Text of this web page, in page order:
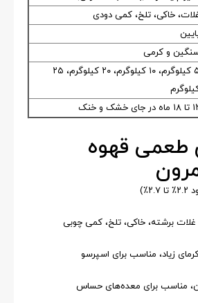
خاکی، تلخ، کمی دودی
و کرمی
۵ کیلوگرم، ۱۰ کیلوگرم، ۲۰ کیلوگرم، ۲۵
جای خشک و خنک
طعمی قهوه
برشته، خاکی، تلخ، کمی چوبی
زیاد، مناسب برای اسپرسو
مناسب برای معده‌های حساس